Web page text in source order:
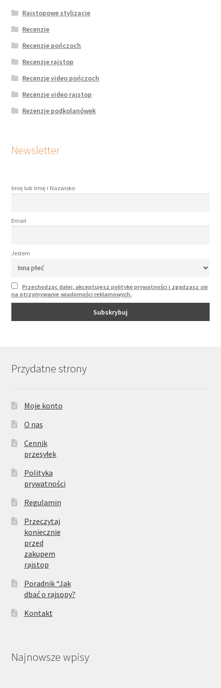
Rajstopowe stylizacje
Recenzje
Recenzje pończoch
Recenzje rajstop
Recenzje video pończoch
Recenzje video rajstop
Rezenzje podkolanówek
Newsletter
Imię lub Imię i Nazwisko
Email
Jestem
Przechodząc dalej, akceptujesz politykę prywatności i zgadzasz się
na otrzymywanie wiadomości reklamowych.
Przydatne strony
Moje konto
O nas
Cennik
przesyłek
Polityka
prywatności
Regulamin
Przeczytaj
koniecznie
przed
zakupem
rajstop
Poradnik “Jak
dbać o rajsopy?
Kontakt
Najnowsze wpisy